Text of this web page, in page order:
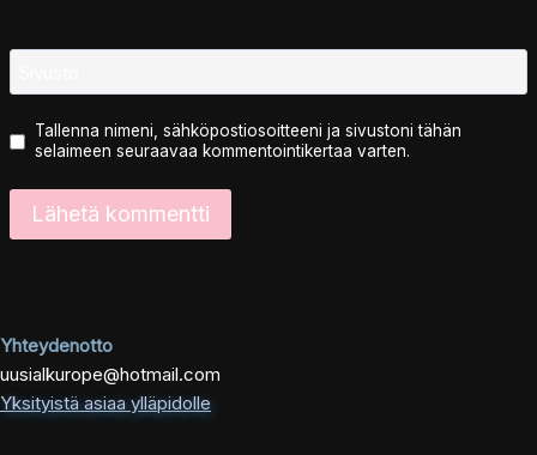
Tallenna nimeni, sähköpostiosoitteeni ja sivustoni tähän
selaimeen seuraavaa kommentointikertaa varten.
Yhteydenotto
uusialkurope@hotmail.com
Yksityistä asiaa ylläpidolle